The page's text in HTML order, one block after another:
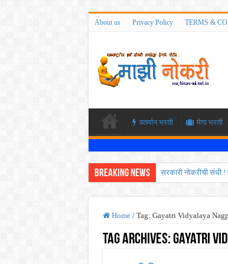
About us Privacy Policy TERMS &
वतर्मान भरती मेगा भरती
Breaking News सरकारी नोकरीची संधी
Home / Tag: Gayatri Vidyalaya
Tag Archives:Gayatri